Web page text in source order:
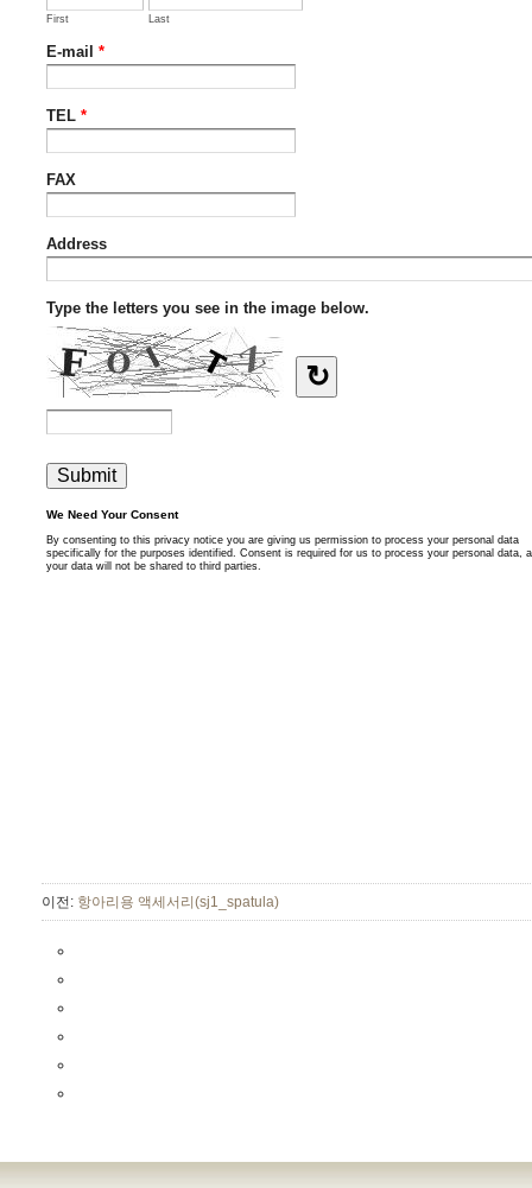
이전: 항아리용 액세서리(sj1_spatula)